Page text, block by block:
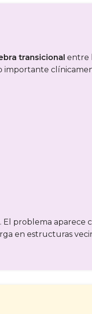
transicional entre
importante
problema
en estructuras